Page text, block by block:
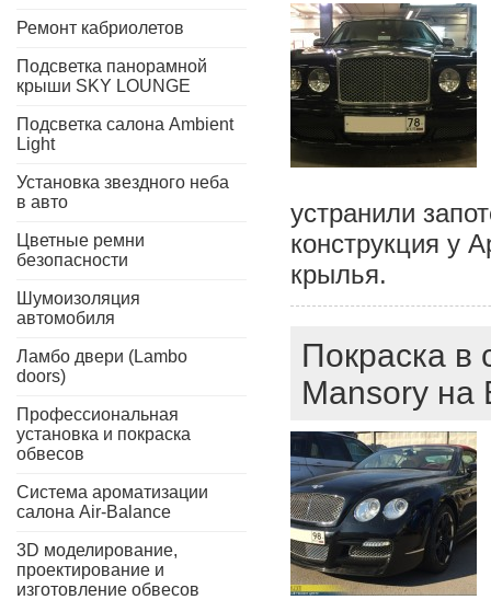
Ремонт кабриолетов
Подсветка панорамной
крыши SKY LOUNGE
Подсветка салона Ambient
Light
Установка звездного неба
в авто
Цветные ремни
безопасности
Шумоизоляция
автомобиля
Ламбо двери (Lambo
doors)
Профессиональная
установка и покраска
обвесов
Система ароматизации
салона Air-Balance
3D моделирование,
проектирование и
изготовление обвесов
устранили
конструкция у
крылья.
Покраска в
Mansory на